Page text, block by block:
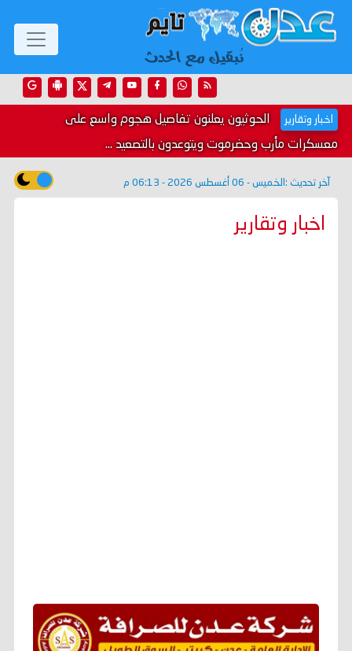
اخبار وتقارير الحوثيون يعلنون تفاصيل هجوم واسع على
معسكرات مأرب وحضرموت ويتوعدون بالتصعيد ...
آخر تحديث : الخميس - 06 أغسطس 2026 - 06:13 م
اخبار وتقارير